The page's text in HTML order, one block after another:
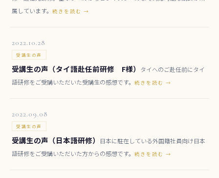
属しています。 続きを読む →
2022.10.28
受講生の声
受講生の声（タイ語赴任前研修 F様）
タイへのご赴任前にタイ
語研修をご受講いただいた受講生の感想です。 続きを読む →
2022.09.08
受講生の声
受講生の声（日本語研修）
日本に駐在している外国籍社員向け日本
語研修をご受講いただいた方からの感想です。 続きを読む →